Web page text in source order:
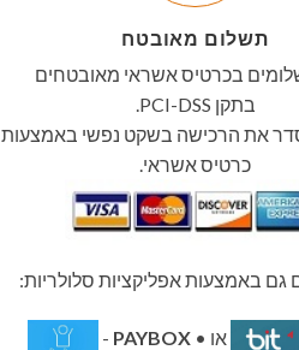
תשלום מאובטח
בכרטיס אשראי מאובטחים
בתקן PCI-DSS.
את הרכישה בשקט נפשי באמצעות
כרטיס אשראי.
גם באמצעות אפליקציות סלולריות:
או • PAYBOX
-